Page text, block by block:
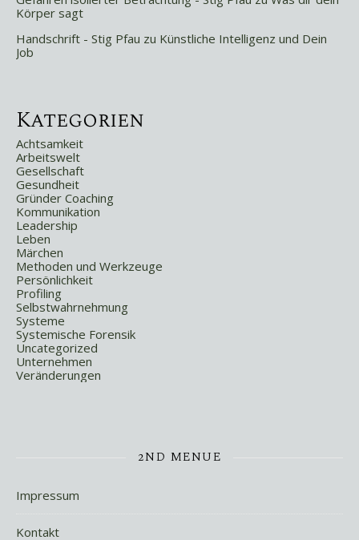
Körper sagt
Handschrift - Stig Pfau zu Künstliche Intelligenz und Dein
Job
Kategorien
Achtsamkeit
Arbeitswelt
Gesellschaft
Gesundheit
Gründer Coaching
Kommunikation
Leadership
Leben
Märchen
Methoden und Werkzeuge
Persönlichkeit
Profiling
Selbstwahrnehmung
Systeme
Systemische Forensik
Uncategorized
Unternehmen
Veränderungen
2ND MENUE
Impressum
Kontakt